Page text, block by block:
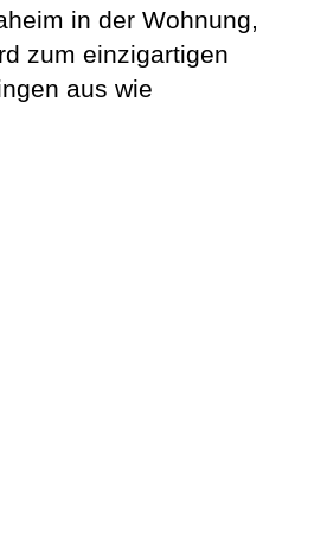
in der Wohnung,
zum einzigartigen
aus wie